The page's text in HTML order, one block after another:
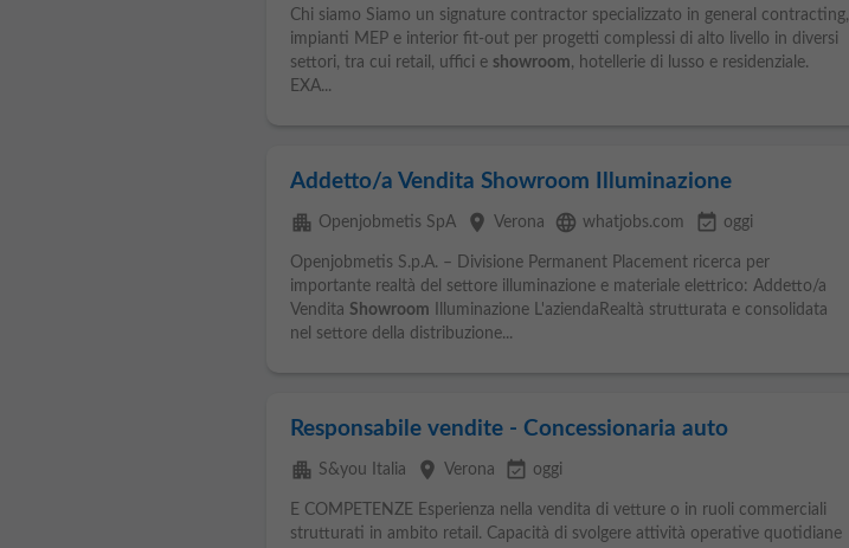
Chi siamo Siamo un signature contractor specializzato in general contracting,
impianti MEP e interior fit-out per progetti complessi di alto livello in diversi
settori, tra cui retail, uffici e showroom, hotellerie di lusso e residenziale.
EXA...
Addetto/a Vendita Showroom Illuminazione
apartment Openjobmetis SpA place Verona language whatjobs.com event_available oggi
Openjobmetis S.p.A. – Divisione Permanent Placement ricerca per
importante realtà del settore illuminazione e materiale elettrico: Addetto/a
Vendita Showroom Illuminazione L'aziendaRealtà strutturata e consolidata
nel settore della distribuzione...
Responsabile vendite - Concessionaria auto
apartment S&you Italia place Verona event_available oggi
E COMPETENZE Esperienza nella vendita di vetture o in ruoli commerciali
strutturati in ambito retail. Capacità di svolgere attività operative quotidiane